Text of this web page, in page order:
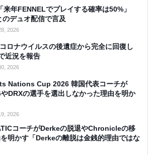
来年FENNELでプレイする確率は50%」
のデュオ配信で言及
2026
ロナウイルスの後遺症から完全に回復し
近況を報告
2026
Nations Cup 2026 韓国代表コーチが
DRXの選手を選出しなかった理由を明か
2026
コーチがDerkeの脱退やChronicleの移
明かす「Derkeの離脱は金銭的理由ではな